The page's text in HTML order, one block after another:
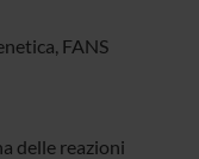
FANS
delle reazioni